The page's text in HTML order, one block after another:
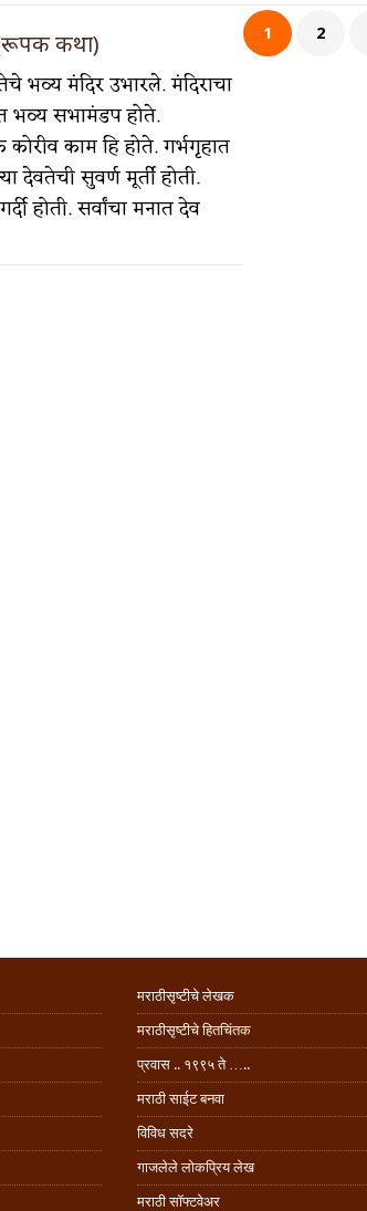
कथा)
भव्य मंदिर उभारले. मंदिराचा
भव्य सभामंडप होते.
काम हि होते. गर्भगृहात
देवतेची सुवर्ण मूर्ती होती.
होती. सर्वांचा मनात देव
1 2
मराठीसृष्टीचे लेखक
मराठीसृष्टीचे हितचिंतक
प्रवास .. १९९५ ते …..
मराठी साईट बनवा
विविध सदरे
गाजलेले लोकप्रिय लेख
मराठी सॉफ्टवेअर